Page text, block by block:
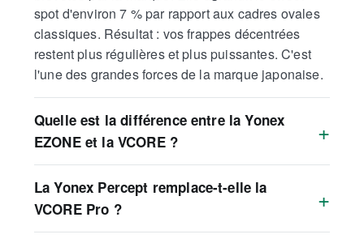
spot d'environ 7 % par rapport aux cadres ovales
classiques. Résultat : vos frappes décentrées
restent plus régulières et plus puissantes. C'est
l'une des grandes forces de la marque japonaise.
Quelle est la différence entre la Yonex
EZONE et la VCORE ?
La Yonex Percept remplace-t-elle la
VCORE Pro ?